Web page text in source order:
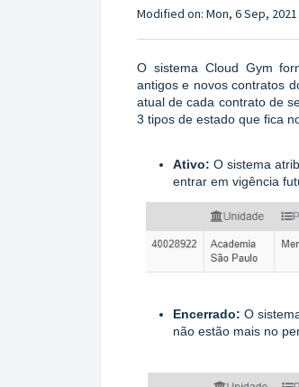
Modified on: Mon, 6 Sep, 2021
O sistema Cloud Gym
antigos e novos contratos
atual de cada contrato de
3 tipos de estado que fica
Ativo: O sistema
entrar em vigência
Encerrado: O
não estão mais no